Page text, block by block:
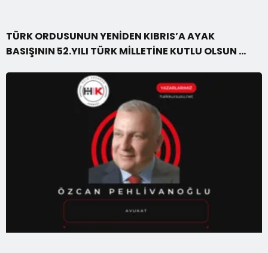
TÜRK ORDUSUNUN YENİDEN KIBRIS’A AYAK
BASIŞININ 52.YILI TÜRK MİLLETİNE KUTLU OLSUN …